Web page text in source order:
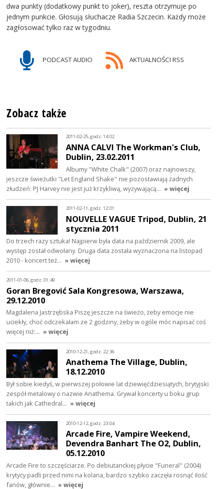
dwa punkty (dodatkowy punkt to joker), reszta otrzymuje po
jednym punkcie. Głosują słuchacze Radia Szczecin. Każdy może
zagłosować tylko raz w tygodniu.
PODCAST AUDIO AKTUALNOŚCI RSS
Zobacz także
2011-02-25, godz. 14:02
ANNA CALVI The Workman's Club,
Dublin, 23.02.2011
Albumy "White Chalk" (2007) oraz najnowszy,
jeszcze świeżutki "Let England Shake" nie pozostawiają żadnych
złudzeń: PJ Harvey nie jest już krzykliwą, wyzywającą… » więcej
2011-02-11, godz. 12:01
NOUVELLE VAGUE Tripod, Dublin, 21
stycznia 2011
Do trzech razy sztuka! Najpierw była data na październik 2009, ale
występ został odwołany. Druga data została wyznaczona na listopad
2010 - koncert też… » więcej
2011-01-06, godz. 01:49
Goran Bregović Sala Kongresowa, Warszawa,
29.12.2010
Magdalena Jastrzębska Piszę jeszcze na świeżo, żeby emocje nie
uciekły, choć odczekałam ze 2 godziny, żeby w ogóle móc napisać coś
więcej niż:… » więcej
2010-12-21, godz. 22:36
Anathema The Village, Dublin,
18.12.2010
Był sobie kiedyś, w pierwszej połowie lat dziewięćdziesiątych, brytyjski
zespół metalowy o nazwie Anathema. Grywał koncerty u boku grup
takich jak Cathedral… » więcej
2010-12-12, godz. 23:04
Arcade Fire, Vampire Weekend,
Devendra Banhart The O2, Dublin,
05.12.2010
Arcade Fire to szczęściarze. Po debiutanckiej płycie "Funeral" (2004)
krytycy padli przed nimi na kolana, bardzo szybko zaczęła rosnąć ilość
fanów, głównie… » więcej